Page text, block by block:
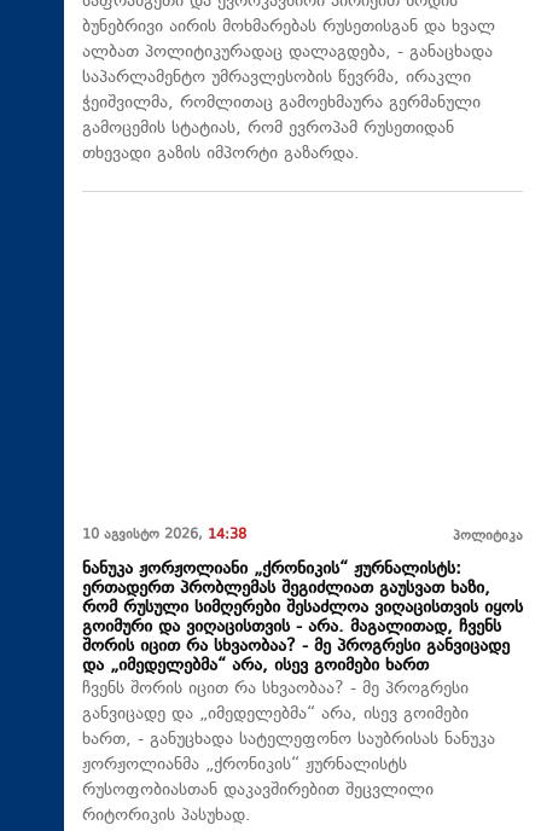
ბუნებრივი აირის მოხმარებას რუსეთისგან და ხვალ
ალბათ პოლიტიკურადაც დალაგდება, - განაცხადა
საპარლამენტო უმრავლესობის წევრმა, ირაკლი
ჭეიშვილმა, რომლითაც გამოეხმაურა გერმანული
გამოცემის სტატიას, რომ ევროპამ რუსეთიდან
თხევადი გაზის იმპორტი გაზარდა.
10 აგვისტო 2026, 14:38 პოლიტიკა
ნანუკა ჟორჟოლიანი „ქრონიკის“ ჟურნალისტს:
ერთადერთ პრობლემას შეგიძლიათ გაუსვათ ხაზი,
რომ რუსული სიმღერები შესაძლოა ვიღაცისთვის იყოს
გოიმური და ვიღაცისთვის - არა. მაგალითად, ჩვენს
შორის იცით რა სხვაობაა? - მე პროგრესი განვიცადე
და „იმედელებმა“ არა, ისევ გოიმები ხართ
ჩვენს შორის იცით რა სხვაობაა? - მე პროგრესი
განვიცადე და „იმედელებმა“ არა, ისევ გოიმები
ხართ, - განუცხადა სატელეფონო საუბრისას ნანუკა
ჟორჟოლიანმა „ქრონიკის“ ჟურნალისტს
რუსოფობიასთან დაკავშირებით შეცვლილი
რიტორიკის პასუხად.